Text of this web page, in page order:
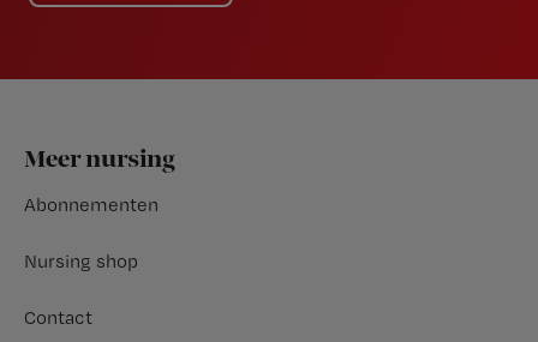
Footer
Meer nursing
Abonnementen
Nursing shop
Contact